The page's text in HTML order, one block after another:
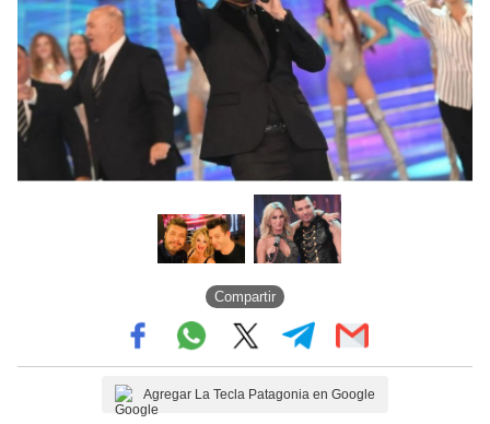
Compartir
Agregar La Tecla Patagonia en Google